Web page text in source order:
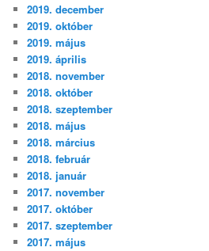
2019. december
2019. október
2019. május
2019. április
2018. november
2018. október
2018. szeptember
2018. május
2018. március
2018. február
2018. január
2017. november
2017. október
2017. szeptember
2017. május